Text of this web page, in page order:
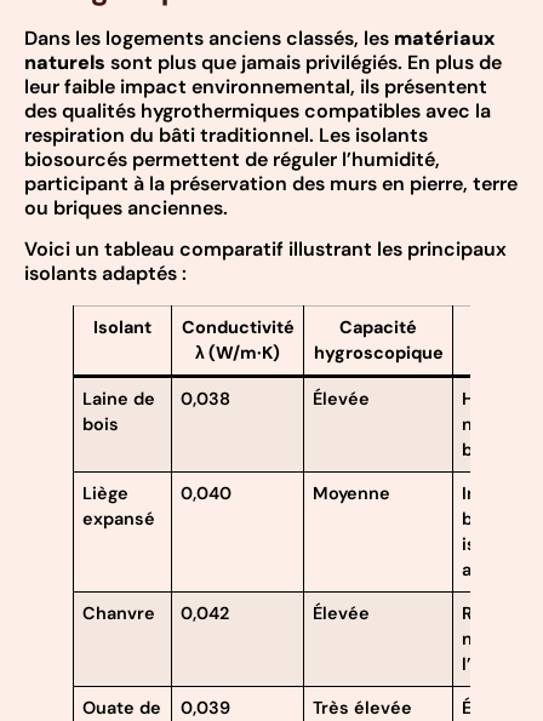
Dans les logements anciens classés, les matériaux
naturels sont plus que jamais privilégiés. En plus de
leur faible impact environnemental, ils présentent
des qualités hygrothermiques compatibles avec la
respiration du bâti traditionnel. Les isolants
biosourcés permettent de réguler l’humidité,
participant à la préservation des murs en pierre, terre
ou briques anciennes.
Voici un tableau comparatif illustrant les principaux
isolants adaptés :
Isolant
Conductivité
λ (W/m·K)
Capacité
hygroscopique
Laine de
bois
0,038 Élevée
naturel,
bonne
Liège
expansé
0,040 Moyenne
bonne
isolation
Chanvre
0,042 Élevée
naturelle
Ouate de
0,039 Très élevée